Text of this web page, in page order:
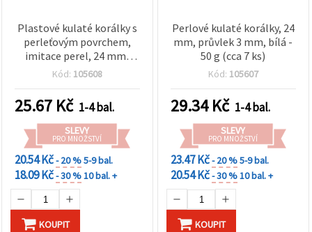
Plastové kulaté korálky s
perleťovým povrchem,
imitace perel, 24 mm,
průvlek 3 mm, červené, 50
Kód: 105608
25.67 Kč 1-4 bal.
SLEVY
PRO MNOŽSTVÍ
20.54 Kč- 20 %5-9 bal.
18.09 Kč- 30 %10 bal. +
KOUPIT
Perlové kulaté korálky, 24
mm, průvlek 3 mm, bílá -
50 g (cca 7 ks)
Kód: 105607
29.34Kč 1-4 bal.
SLEVY
PRO MNOŽSTVÍ
23.47 Kč- 20 %5-9 bal.
20.54 Kč- 30 %10 bal. +
KOUPIT